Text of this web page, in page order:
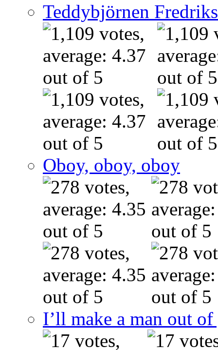
Teddybjörnen
Oboy, oboy, oboy
I’ll make a man out